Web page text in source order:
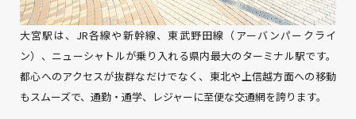
大宮駅は、JR各線や新幹線、東武野田線（アーバンパークライ
ン）、ニューシャトルが乗り入れる県内最大のターミナル駅です。
都心へのアクセスが抜群なだけでなく、東北や上信越方面への移動
もスムーズで、通勤・通学、レジャーに至便な交通網を誇ります。